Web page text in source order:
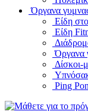
Όργανα
Είδη
Είδη
Όργανα
Δίσκοι-
Ping